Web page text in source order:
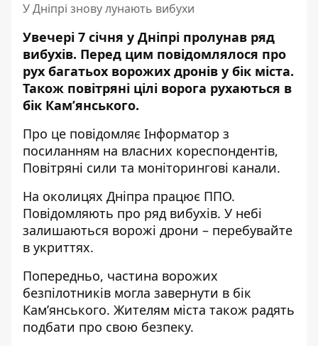
У Дніпрі знову лунають вибухи
Увечері 7 січня у Дніпрі пролунав ряд
вибухів. Перед цим повідомлялося про
рух багатьох ворожих дронів у бік міста.
Також повітряні цілі ворога рухаються в
бік Кам’янського.
Про це повідомляє Інформатор з
посиланням на власних кореспондентів,
Повітряні сили та моніторингові канали.
На околицях Дніпра працює ППО.
Повідомляють про ряд вибухів. У небі
залишаються ворожі дрони – перебувайте
в укриттях.
Попередньо, частина ворожих
безпілотників могла завернути в бік
Кам’янського. Жителям міста також радять
подбати про свою безпеку.